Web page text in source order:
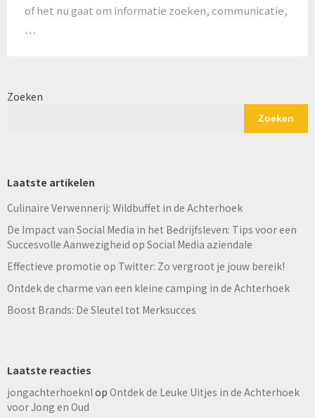
of het nu gaat om informatie zoeken, communicatie,
…
Zoeken
Zoeken
Laatste artikelen
Culinaire Verwennerij: Wildbuffet in de Achterhoek
De Impact van Social Media in het Bedrijfsleven: Tips voor een
Succesvolle Aanwezigheid op Social Media aziendale
Effectieve promotie op Twitter: Zo vergroot je jouw bereik!
Ontdek de charme van een kleine camping in de Achterhoek
Boost Brands: De Sleutel tot Merksucces
Laatste reacties
jongachterhoeknlop Ontdek de Leuke Uitjes in de Achterhoek
voor Jong en Oud